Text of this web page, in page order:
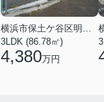
3LDK (86.78㎡)
4,380万円